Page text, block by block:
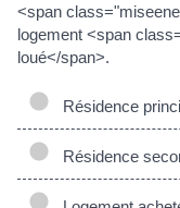
<span
logement <span
loué</span>.
Résidence
Résidence